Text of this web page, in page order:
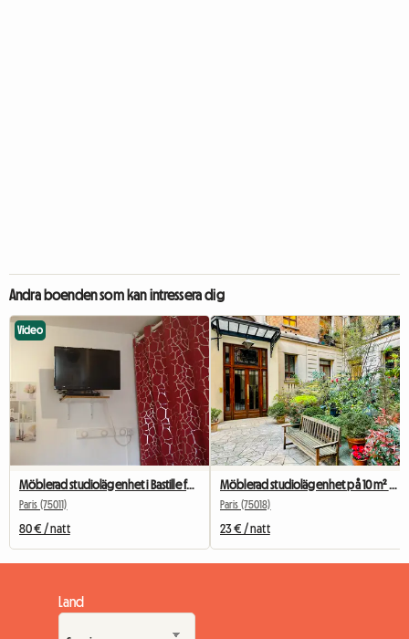
Andra boenden som kan intressera dig
Video
Möblerad studiolägenhet i Bastille för studenter, praktikanter eller affärsresenärer.
Paris (75011)
80 € / natt
Paris (75018)
23 € / natt
Land